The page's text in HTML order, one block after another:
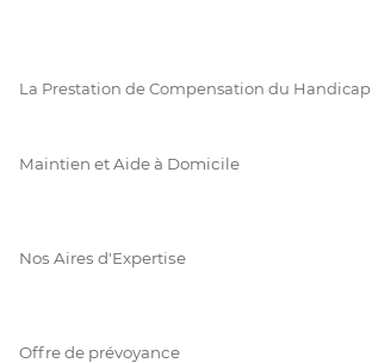
La Prestation de Compensation du Handicap
Maintien et Aide à Domicile
Nos Aires d'Expertise
Offre de prévoyance